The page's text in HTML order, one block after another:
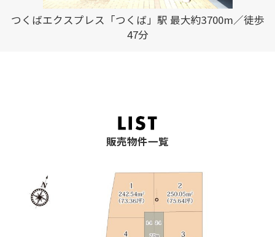
つくばエクスプレス「つくば」駅 最大約3700m／徒歩
47分
販売物件一覧